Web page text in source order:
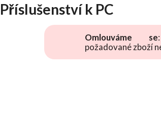
Příslušenství k PC
Omlouváme se
požadované zboží